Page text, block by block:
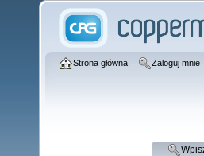
Strona główna Zaloguj mnie